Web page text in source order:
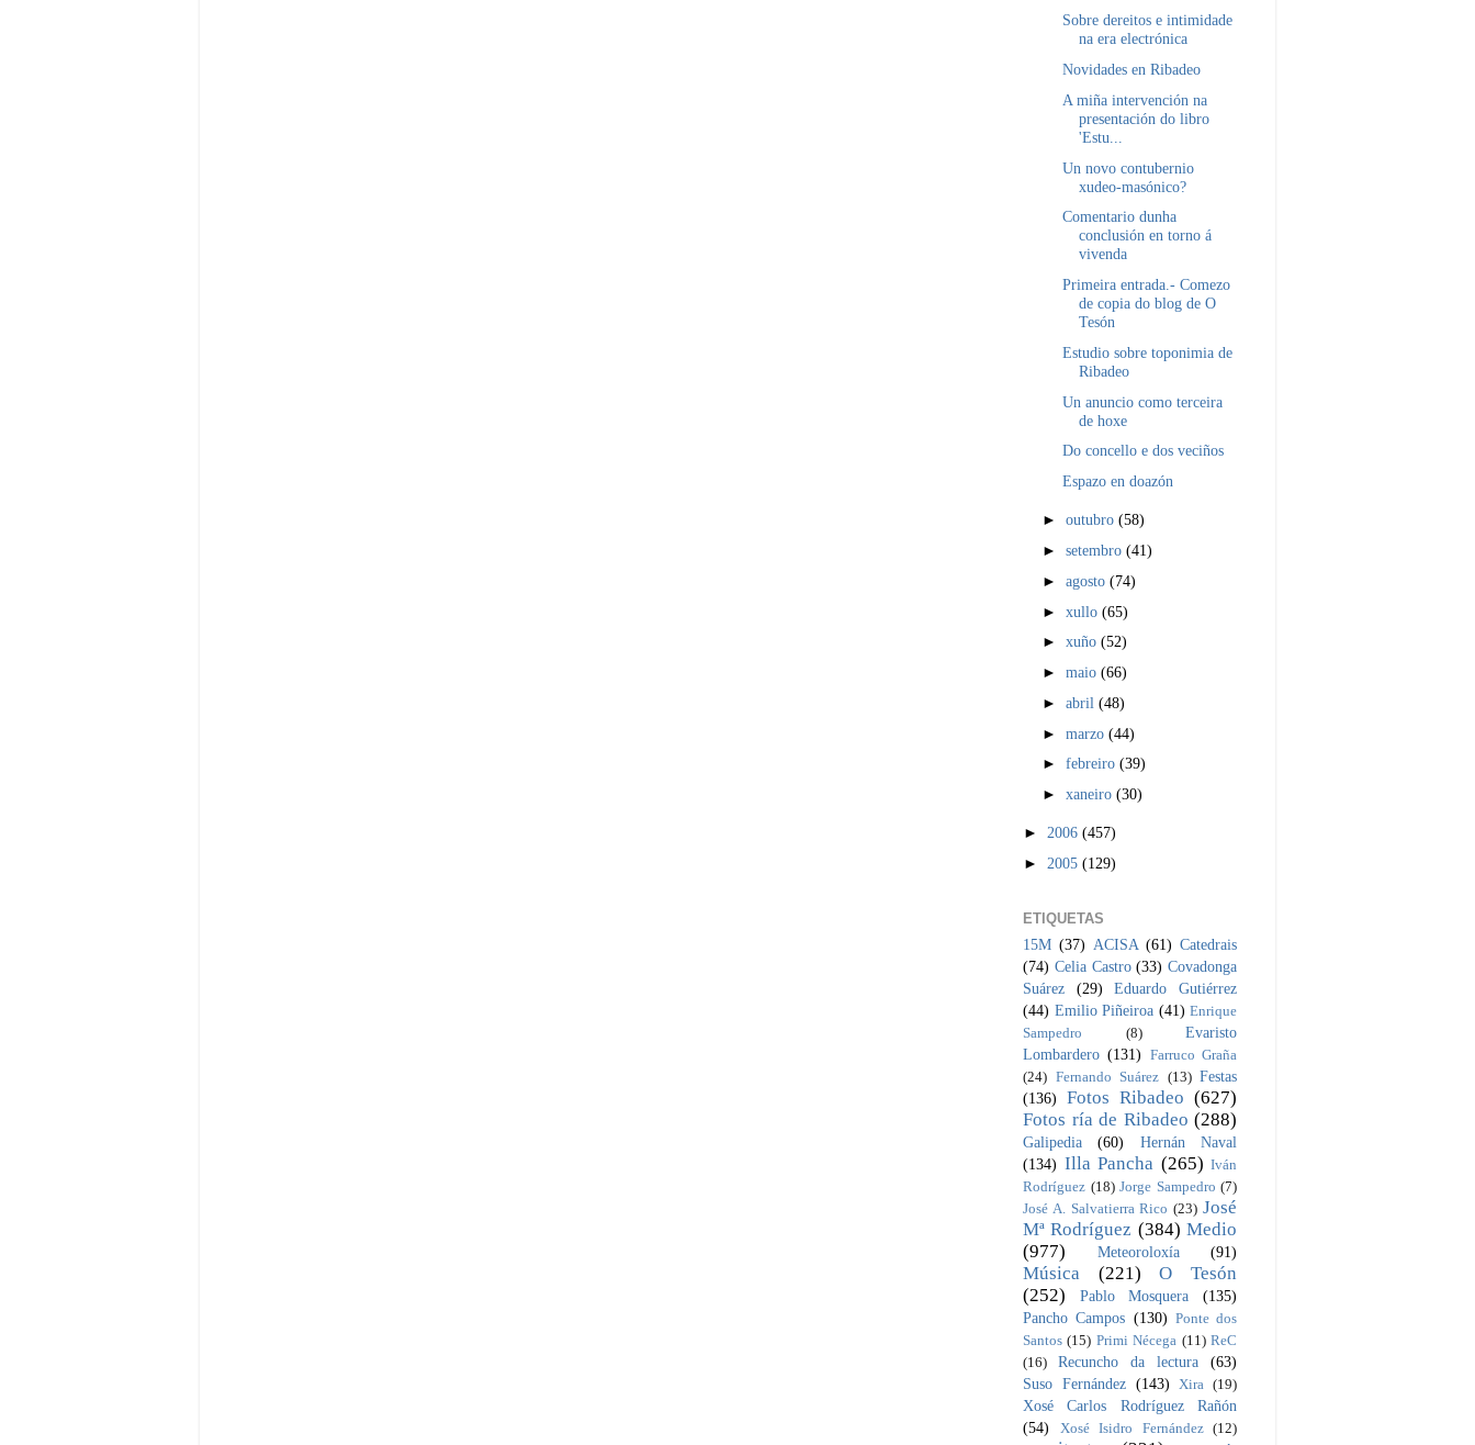
Sobre dereitos e intimidade
na era electrónica
Novidades en Ribadeo
A miña intervención na
presentación do libro
'Estu...
Un novo contubernio
xudeo-masónico?
Comentario dunha
conclusión en torno á
vivenda
Primeira entrada.- Comezo
de copia do blog de O
Tesón
Estudio sobre toponimia de
Ribadeo
Un anuncio como terceira
de hoxe
Do concello e dos veciños
Espazo en doazón
►outubro(58)
►setembro(41)
►agosto(74)
►xullo(65)
►xuño(52)
►maio(66)
►abril(48)
►marzo(44)
►febreiro(39)
►xaneiro(30)
► 2006 (457)
► 2005 (129)
ETIQUETAS
15M (37) ACISA (61) Catedrais
(74) Celia Castro (33) Covadonga
Suárez
(29)
Eduardo Gutiérrez
(44) Emilio Piñeiroa (41) Enrique
Sampedro
(8)
Evaristo
Lombardero (131) Farruco Graña
(24) Fernando Suárez (13) Festas
(136)
Fotos Ribadeo (627)
Fotos ría de Ribadeo (288)
Galipedia (60)
Hernán Naval
(134) Illa Pancha (265) Iván
Rodríguez (18) Jorge Sampedro (7)
José A. Salvatierra Rico (23) José
Mª Rodríguez (384) Medio
(977)
Meteoroloxía (91)
Música (221)
O Tesón
(252)
Pablo Mosquera
(135)
Pancho Campos (130) Ponte dos
Santos (15) Primi Nécega (11) ReC
(16)
Recuncho da lectura
(63)
Suso Fernández (143) Xira (19)
Xosé Carlos Rodríguez Rañón
(54)
Xosé Isidro Fernández (12)